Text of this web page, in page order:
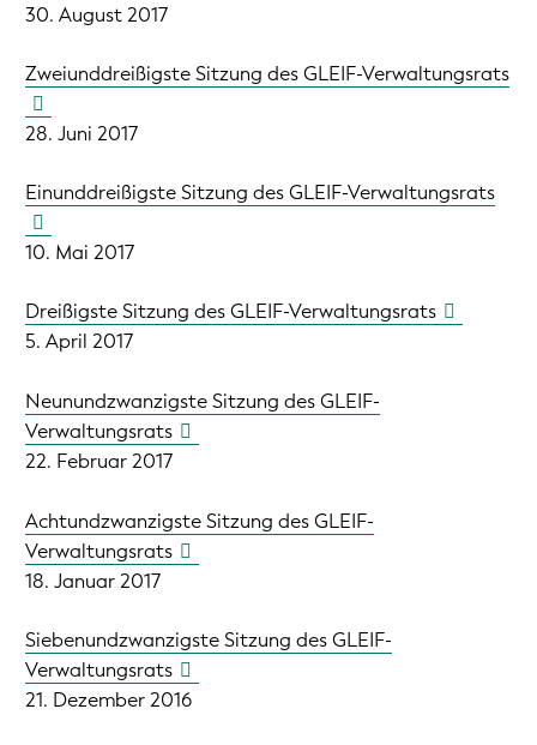
30. August 2017
Zweiunddreißigste Sitzung des GLEIF-Verwaltungsrats
28. Juni 2017
Einunddreißigste Sitzung des GLEIF-Verwaltungsrats
10. Mai 2017
Dreißigste Sitzung des GLEIF-Verwaltungsrats
5. April 2017
Neunundzwanzigste Sitzung des GLEIF-
Verwaltungsrats
22. Februar 2017
Achtundzwanzigste Sitzung des GLEIF-
Verwaltungsrats
18. Januar 2017
Siebenundzwanzigste Sitzung des GLEIF-
Verwaltungsrats
21. Dezember 2016